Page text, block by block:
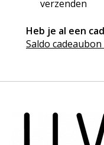
verzenden
Heb je al een
Saldo